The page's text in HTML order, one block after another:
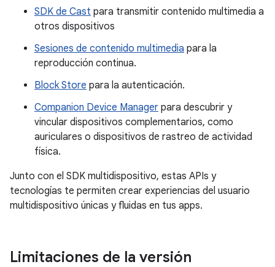
SDK de Cast para transmitir contenido multimedia a
otros dispositivos
Sesiones de contenido multimedia para la
reproducción continua.
Block Store para la autenticación.
Companion Device Manager para descubrir y
vincular dispositivos complementarios, como
auriculares o dispositivos de rastreo de actividad
física.
Junto con el SDK multidispositivo, estas APIs y
tecnologías te permiten crear experiencias del usuario
multidispositivo únicas y fluidas en tus apps.
Limitaciones de la versión